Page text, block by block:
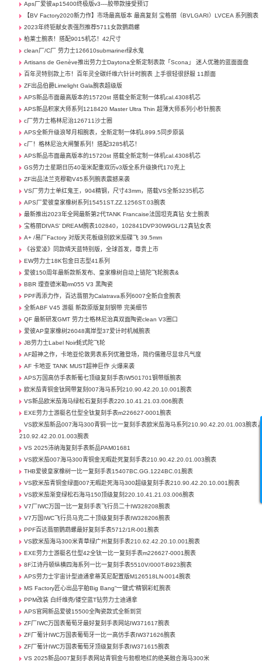
Aps厂爱彼ap15400终极版v3----胶带款接受预订
【BV Factory2020新力作】市场最高版本 最高复刻 宝格丽（BVLGARI）LVCEA 系列腕表
2023年终钜献女表强烈推荐5711女款鹦鹉螺
柏莱士腕表！搭配9015机芯！42尺寸
clean厂/C厂 劳力士126610submariner绿水鬼
Artisans de Genève推出劳力士Daytona全新定制表款「Scona」 迷人优雅的蓝面面盘
百年灵特别款上市！百年灵全碳纤维六针计时腕表 上手很轻很舒服 11颜面
ZF出品伯爵Limelight Gala腕表超级版
APS新品市面最高版本的15720st 搭载全新定制一体机cal.4308机芯
APS新品积家大师系列1218420 Master Ultra Thin 超薄大师系列小秒针腕表
c厂劳力士格林尼治126711沙士圈
APS全新升级浪琴月相腕表，全新定制一体机L899.5同步原装
c厂！格林尼治大闸蟹系列！搭配3285机芯！
APS新品市面最高版本的15720st 搭载全新定制一体机cal.4308机芯
GS劳力士星期日历40毫米配重双历v3版全系升级换代170克上
ZF出品法兰克穆勒V45系列腕表震撼来袭
VS厂劳力士单红鬼王，904精钢，尺寸43mm，搭载VS全新3235机芯
APS厂爱彼皇家橡树系列15451ST.ZZ.1256ST.03腕表
最新推出2023年全网最新第2代TANK Francaise法国坦克真钻 女士腕表
宝格丽DIVAS' DREAM腕表102840，102841DVP30W9GL/12真钻女表
A+ /易厂Factory 对版天花板级别欧米茄碟飞 39.5mm
《谷爱凌》同款晴天蓝特别版，全球首发，尊贵上市
EW劳力士18K包金日志型41系列
爱彼150周年最新款新发布、皇家橡树自动上链陀飞轮腕表&
BBR 理查德米勒rm055 V3 黑陶瓷
PPF再添力作，百达翡丽为Calatrava系列6007全新白金腕表
全新ABF V45 游艇 新款原版复刻钢带 完美细节
QF 最新研发GMT 劳力士格林尼治真双面陶瓷clean V3圈口
爱彼AP皇家橡树26048离岸型37爱计时机械腕表
JB劳力士Label Noir蚝式陀飞轮
AF超神之作，卡地亚伦敦男表系列优雅登场，简约儒雅尽显非凡气度
AF 卡地亚 TANK MUST超神巨作 火爆来袭
APS万国高仿手表新葡七顶级复刻手表IW501701钢带版腕表
欧米茄青铜金钛网带复刻007海马系列210.90.42.20.10.001腕表
VS新品欧米茄海马绿松石复刻手表220.10.41.21.03.006腕表
EXE劳力士游艇名仕型全钛复刻手表m226627-0001腕表
VS欧米茄新品007海马300青铜一比一复刻手表欧米茄海马系列210.90.42.20.01.003腕表
210.92.42.20.01.003腕表
VS 2025沛纳海复刻手表新品PAM01681
VS欧米茄007海马300青铜金无暇赴死复刻手表210.90.42.20.01.003腕表
THB爱彼皇家橡树一比一复刻手表15407BC.GG.1224BC.01腕表
VS欧米茄青铜金绿面007无暇赴死海马300超级复刻手表210.90.42.20.10.001腕表
VS欧米茄渐变绿松石海马150顶级复刻220.10.41.21.03.006腕表
V7厂IWC万国一比一复刻手表飞行员二十IW328208腕表
V7万国IWC飞行员马克二十顶级复刻手表IW328206腕表
PPF百达翡丽鹦鹉螺最好复刻手表5712/1R-001腕表
VS欧米茄海马300米青草绿广州复刻手表210.62.42.20.10.001腕表
EXE劳力士游艇名仕型42全钛一比一复刻手表m226627-0001腕表
8F江诗丹顿纵横四海系列一比一复刻手表5510V/000T-B923腕表
APS劳力士宇宙计型迪通拿蒂芙尼配置版M126518LN-0014腕表
MS Factory匠心出品宇舶Big Bang“一键式”精钢彩虹腕表
PPM改装 白纤维壳/镂空蓝T钻劳力士迪通拿
APS官网新品爱彼15500全陶瓷款式全新到货
ZF厂IWC万国表葡萄牙最好复刻手表网站IW371617腕表
ZF厂葡计IWC万国表葡萄牙一比一高仿手表IW371626腕表
ZF厂葡计IWC万国表葡萄牙顶级复刻手表IW371615腕表
VS 2025新品007复刻手表网站青铜金与勃根地红的绝美融合海马300米